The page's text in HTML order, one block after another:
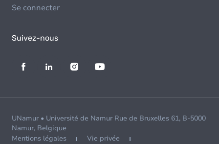
Se connecter
Suivez-nous
UNamur • Université de Namur Rue de Bruxelles 61, B-5000
Namur, Belgique
Mentions légales
Vie privée